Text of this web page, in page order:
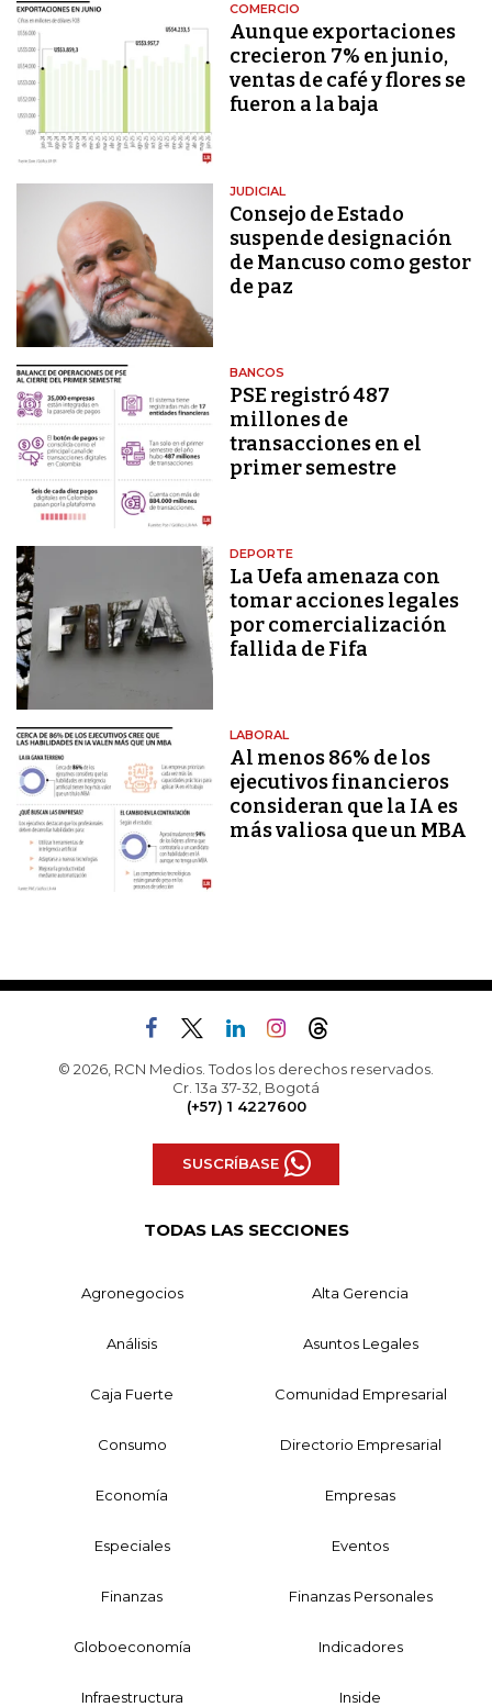
COMERCIO
Aunque exportaciones
crecieron 7% en junio,
ventas de café y flores se
fueron a la baja
JUDICIAL
Consejo de Estado
suspende designación
de Mancuso como gestor
de paz
BANCOS
PSE registró 487
millones de
transacciones en el
primer semestre
DEPORTE
La Uefa amenaza con
tomar acciones legales
por comercialización
fallida de Fifa
LABORAL
Al menos 86% de los
ejecutivos financieros
consideran que la IA es
más valiosa que un MBA
© 2026, RCN Medios. Todos los derechos reservados.
Cr. 13a 37-32, Bogotá
(+57) 1 4227600
SUSCRÍBASE
TODAS LAS SECCIONES
Agronegocios Alta Gerencia
Análisis Asuntos Legales
Caja Fuerte Comunidad Empresarial
Consumo Directorio Empresarial
Economía Empresas
Especiales Eventos
Finanzas Finanzas Personales
Globoeconomía Indicadores
Infraestructura Inside